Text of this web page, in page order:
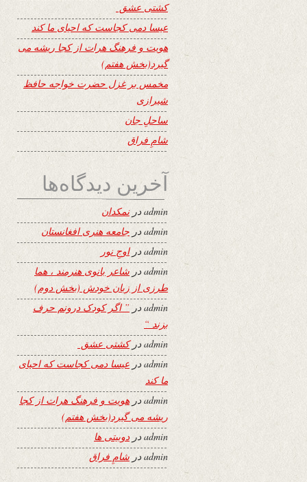
کشتی عشق
عیسا دمی کجاست که احیای ما کند
هویت و فرهنگ هرات از کجا ریشه می
گیرد(بخش هفتم)
مخمس بر غزل حضرت خواجه حافظ
شیرازی
ساحلِ جان
شامِ فراق
آخرین دیدگاه‌ها
adminدرنمکدان
adminدر جامعه هنری افغانستان
adminدراوجِ نور
adminدر شاعر بانوی هنرمند ، هما
طرزی از زبان خودش (بخش دوم)
adminدر ” اگر کودک درونم حرف
بزند “
adminدرکشتی عشق
adminدر عیسا دمی کجاست که احیای
ما کند
adminدر هویت و فرهنگ هرات از کجا
ریشه می گیرد(بخش هفتم)
adminدردوبیتی ها
admin در شامِ فراق